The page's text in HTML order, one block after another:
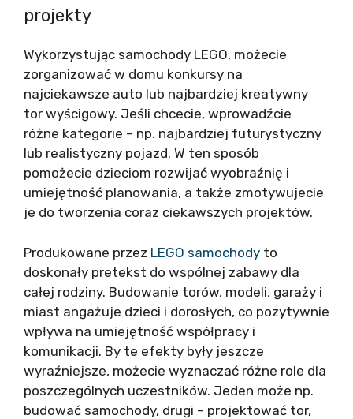
projekty
Wykorzystując samochody LEGO, możecie
zorganizować w domu konkursy na
najciekawsze auto lub najbardziej kreatywny
tor wyścigowy. Jeśli chcecie, wprowadźcie
różne kategorie – np. najbardziej futurystyczny
lub realistyczny pojazd. W ten sposób
pomożecie dzieciom rozwijać wyobraźnię i
umiejętność planowania, a także zmotywujecie
je do tworzenia coraz ciekawszych projektów.
Produkowane przez LEGO samochody to
doskonały pretekst do wspólnej zabawy dla
całej rodziny. Budowanie torów, modeli, garaży i
miast angażuje dzieci i dorosłych, co pozytywnie
wpływa na umiejętność współpracy i
komunikacji. By te efekty były jeszcze
wyraźniejsze, możecie wyznaczać różne role dla
poszczególnych uczestników. Jeden może np.
budować samochody, drugi – projektować tor,